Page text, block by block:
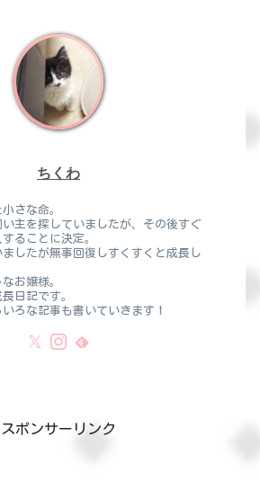
ちくわ
さな命。
主を探していましたが、その後すぐ
ることに決定。
したが無事回復しすくすくと成長し
お嬢様。
日記です。
ろな記事も書いていきます！
スポンサーリンク